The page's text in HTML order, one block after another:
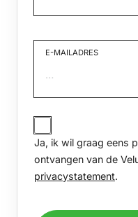
E-MAILADRES
JA,
IK
WIL
GRAAG
EENS
PER
EEN
Ja, ik wil graag eens
ontvangen van de
privacystatement.